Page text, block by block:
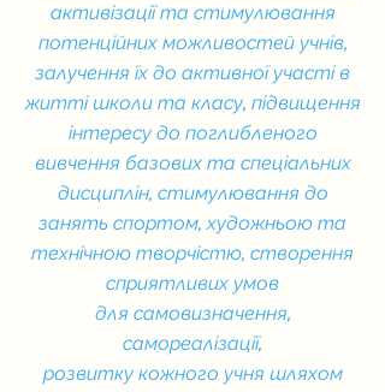
активізації та стимулювання
потенційних можливостей учнів,
залучення їх до активної участі в
житті школи та класу, підвищення
інтересу до поглибленого
вивчення базових та спеціальних
дисциплін, стимулювання до
занять спортом, художньою та
технічною творчістю, створення
сприятливих умов
для самовизначення,
самореалізації,
розвитку кожного учня шляхом